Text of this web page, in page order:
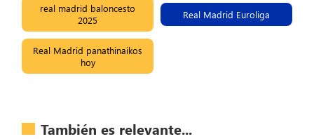
real madrid baloncesto
2025
Real Madrid Euroliga
Real Madrid panathinaikos
hoy
También es relevante...